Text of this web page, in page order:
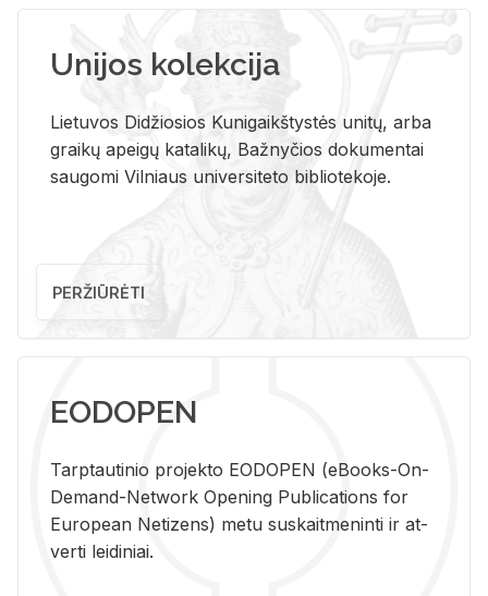
Unijos kolekcija
Lietuvos Didžiosios Kunigaikštystės unitų, arba
graikų apeigų katalikų, Bažnyčios dokumentai
saugomi Vilniaus universiteto bibliotekoje.
PERŽIŪRĖTI
EODOPEN
Tarp­tau­ti­nio pro­jek­to EO­DO­PEN (eBo­oks-On-
De­mand-Ne­twork Ope­ning Pub­li­ca­tions for
Eu­ro­pe­an Ne­ti­zens) metu su­skait­me­nin­ti ir at­
ver­ti lei­di­niai.